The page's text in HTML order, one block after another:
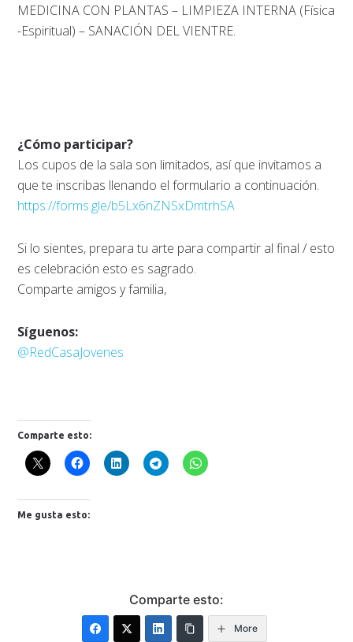
MEDICINA CON PLANTAS – LIMPIEZA INTERNA (Física
-Espiritual) – SANACIÓN DEL VIENTRE.
¿Cómo participar?
Los cupos de la sala son limitados, así que invitamos a
que te inscribas llenando el formulario a continuación.
https://forms.gle/b5Lx6nZNSxDmtrhSA
Si lo sientes, prepara tu arte para compartir al final / esto
es celebración esto es sagrado.
Comparte amigos y familia,
Síguenos:
@RedCasaJovenes
Comparte esto:
Me gusta esto:
Comparte esto:
More